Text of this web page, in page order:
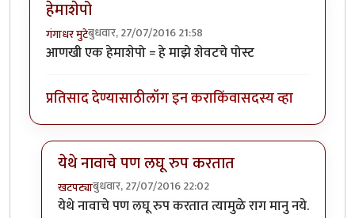
हेमाशेपो
गंगाधर मुटेबुधवार, 27/07/2016 21:58
आणखी एक हेमाशेपो = हे माझे शेवटचे पोस्ट
प्रतिसाद देण्यासाठीलॉग इन कराकिंवासदस्य व्हा
येथे नावाचे पण लघू रुप करतात
खटपट्याबुधवार, 27/07/2016 22:02
In reply toहेमाशेपोbyगंगाधर मुटे
येथे नावाचे पण लघू रुप करतात त्यामुळे राग मानु नये.